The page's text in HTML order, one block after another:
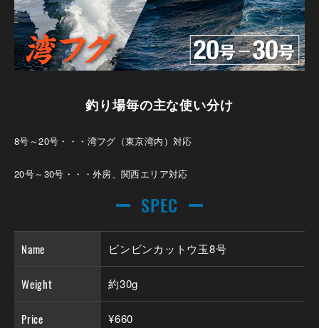
釣り場毎の主な使い分け
8号～20号・・・湾フグ（東京湾内）対応
20号～30号・・・外房、関西エリア対応
SPEC
Name ビンビンカットウ玉8号
Weight 約30g
Price ¥660